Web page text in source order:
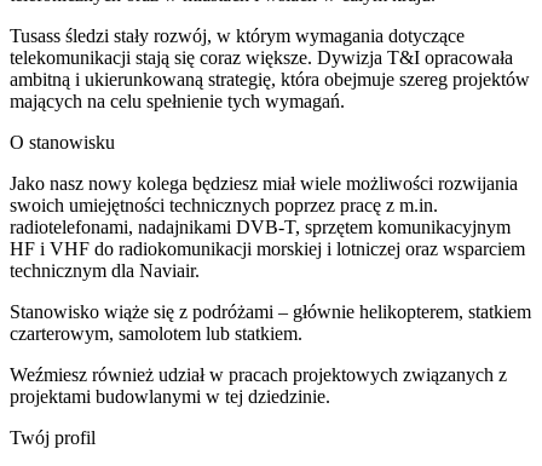
Tusass śledzi stały rozwój, w którym wymagania dotyczące
telekomunikacji stają się coraz większe. Dywizja T&I opracowała
ambitną i ukierunkowaną strategię, która obejmuje szereg projektów
mających na celu spełnienie tych wymagań.
O stanowisku
Jako nasz nowy kolega będziesz miał wiele możliwości rozwijania
swoich umiejętności technicznych poprzez pracę z m.in.
radiotelefonami, nadajnikami DVB-T, sprzętem komunikacyjnym
HF i VHF do radiokomunikacji morskiej i lotniczej oraz wsparciem
technicznym dla Naviair.
Stanowisko wiąże się z podróżami – głównie helikopterem, statkiem
czarterowym, samolotem lub statkiem.
Weźmiesz również udział w pracach projektowych związanych z
projektami budowlanymi w tej dziedzinie.
Twój profil